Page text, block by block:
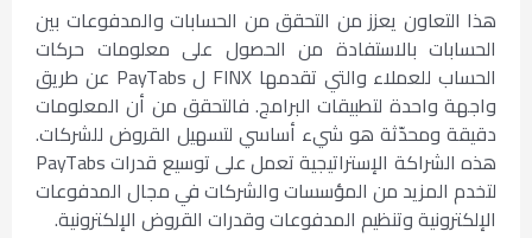
هذا التعاون يعزز من التحقق من الحسابات والمدفوعات بين
الحسابات بالاستفادة من الحصول على معلومات حركات
الحساب للعملاء والتي تقدمها FINX ل PayTabs عن طريق
واجهة واحدة لتطبيقات البرامج. فالتحقق من أن المعلومات
دقيقة ومحدّثة هو شيء أساسي لتسهيل القروض للشركات.
هذه الشراكة الإستراتيجية تعمل على توسيع قدرات PayTabs
لتخدم المزيد من المؤسسات والشركات في مجال المدفوعات
الإلكترونية وتنظيم المدفوعات وقدرات القروض الإلكترونية.